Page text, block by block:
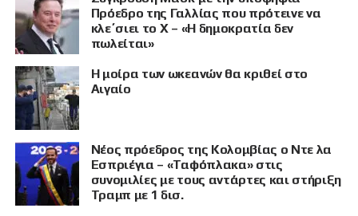
Πρόεδρο της Γαλλίας που πρότεινε να
κλε΄σιει το X – «Η δημοκρατία δεν
πωλείται»
Η μοίρα των ωκεανών θα κριθεί στο
Αιγαίο
Νέος πρόεδρος της Κολομβίας ο Ντε λα
Εσπριέγια – «Ταφόπλακα» στις
συνομιλίες με τους αντάρτες και στήριξη
Τραμπ με 1 δισ.